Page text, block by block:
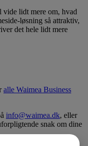
lidt mere om, hvad
løsning så attraktiv,
det hele lidt mere
alle Waimea Business
info@waimea.dk, eller
snak om dine